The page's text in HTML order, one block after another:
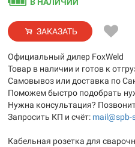
В НАЛИЧИИ
ЗАКАЗАТЬ
Официальный дилер FoxWeld
Товар в наличии и готов к
Самовывоз или доставка по
Поможем быстро подобрать
Нужна консультация?
Запросить КП и счёт: mail@spb-
Кабельная розетка для